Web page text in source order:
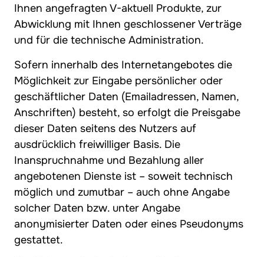
Ihnen angefragten V-aktuell Produkte, zur
Abwicklung mit Ihnen geschlossener Verträge
und für die technische Administration.
Sofern innerhalb des Internetangebotes die
Möglichkeit zur Eingabe persönlicher oder
geschäftlicher Daten (Emailadressen, Namen,
Anschriften) besteht, so erfolgt die Preisgabe
dieser Daten seitens des Nutzers auf
ausdrücklich freiwilliger Basis. Die
Inanspruchnahme und Bezahlung aller
angebotenen Dienste ist – soweit technisch
möglich und zumutbar – auch ohne Angabe
solcher Daten bzw. unter Angabe
anonymisierter Daten oder eines Pseudonyms
gestattet.